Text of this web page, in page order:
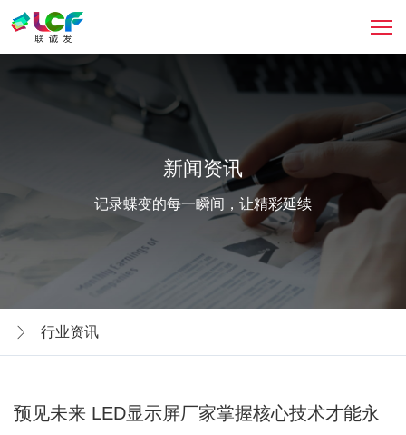
新闻资讯
记录蝶变的每一瞬间，让精彩延续
行业资讯
预见未来 LED显示屏厂家掌握核心技术才能永